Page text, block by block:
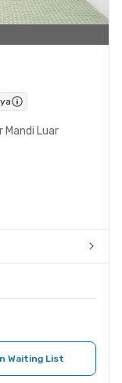
Mandi Luar
Waiting List